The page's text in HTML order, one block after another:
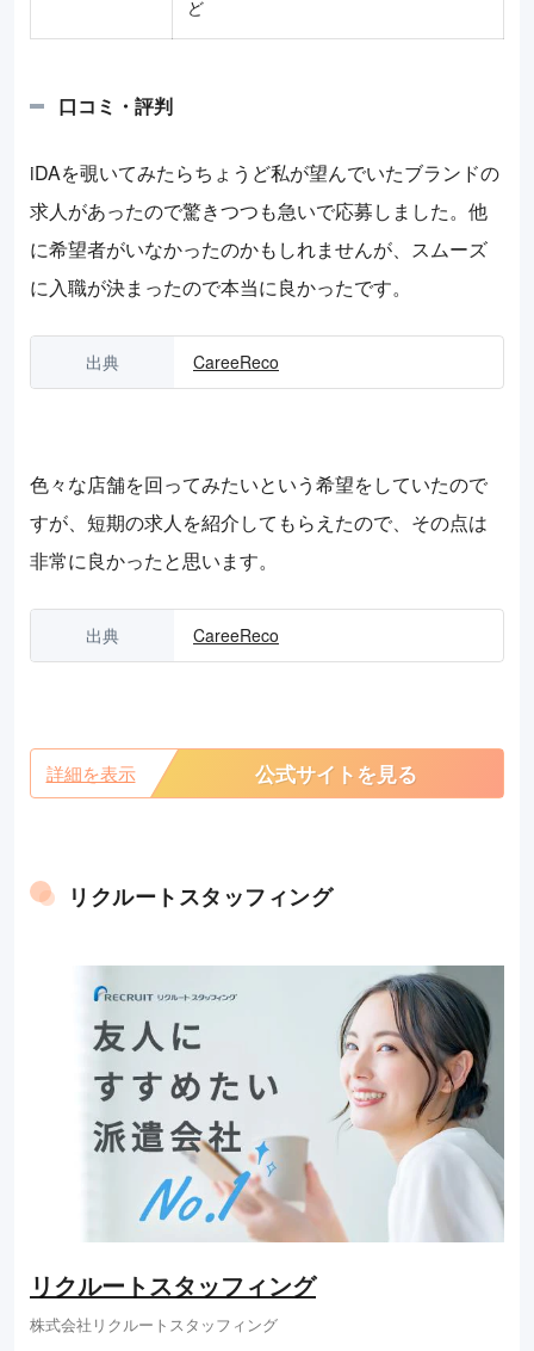
ど
口コミ・評判
iDAを覗いてみたらちょうど私が望んでいたブランドの
求人があったので驚きつつも急いで応募しました。他
に希望者がいなかったのかもしれませんが、スムーズ
に入職が決まったので本当に良かったです。
出典 CareeReco
色々な店舗を回ってみたいという希望をしていたので
すが、短期の求人を紹介してもらえたので、その点は
非常に良かったと思います。
出典 CareeReco
詳細を表示 公式サイトを見る
リクルートスタッフィング
リクルートスタッフィング
株式会社リクルートスタッフィング